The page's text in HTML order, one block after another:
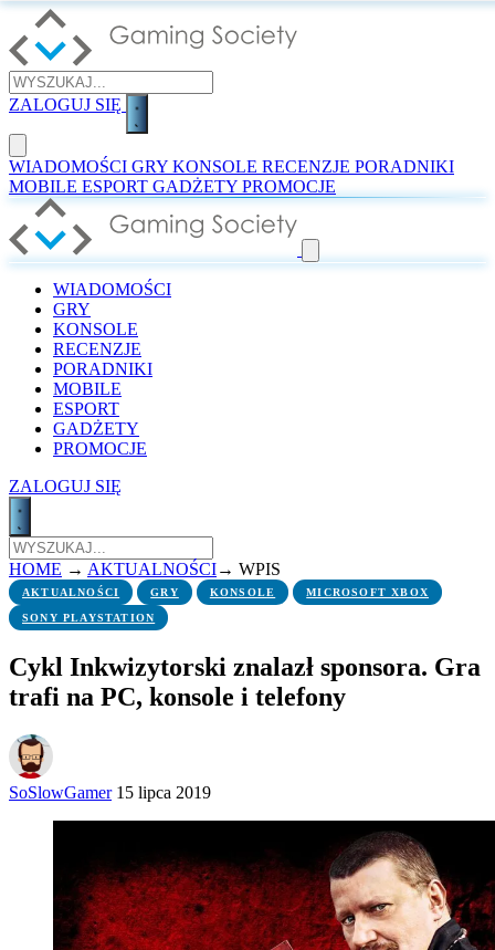
ZALOGUJ SIĘ
WIADOMOŚCI GRY KONSOLE RECENZJE PORADNIKI
MOBILE ESPORT GADŻETY PROMOCJE
WIADOMOŚCI
GRY
KONSOLE
RECENZJE
PORADNIKI
MOBILE
ESPORT
GADŻETY
PROMOCJE
ZALOGUJ SIĘ
HOME → AKTUALNOŚCI→ WPIS
AKTUALNOŚCI GRY KONSOLE MICROSOFT XBOX
SONY PLAYSTATION
Cykl Inkwizytorski znalazł sponsora. Gra
trafi na PC, konsole i telefony
SoSlowGamer 15 lipca 2019